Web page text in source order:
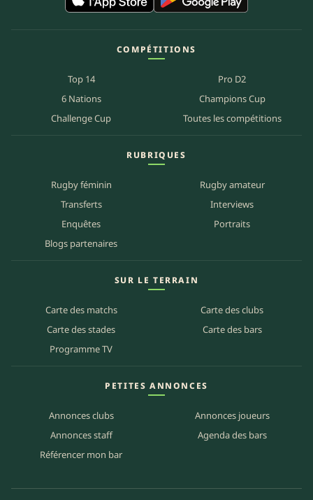
COMPÉTITIONS
Top 14
Pro D2
6 Nations
Champions Cup
Challenge Cup
Toutes les compétitions
RUBRIQUES
Rugby féminin
Rugby amateur
Transferts
Interviews
Enquêtes
Portraits
Blogs partenaires
SUR LE TERRAIN
Carte des matchs
Carte des clubs
Carte des stades
Carte des bars
Programme TV
PETITES ANNONCES
Annonces clubs
Annonces joueurs
Annonces staff
Agenda des bars
Référencer mon bar